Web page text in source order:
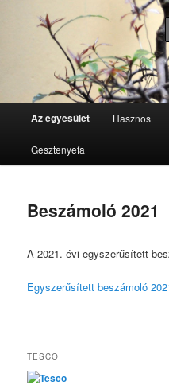
GesztenyeKék
GesztenyeKék Természetbarát
Az egyesület Hasznos
Gesztenyefa
Beszámoló 2021
A 2021. évi egyszerűsített
Egyszerűsített beszámoló
TESCO